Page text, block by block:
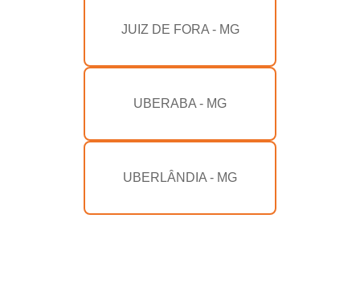
JUIZ DE FORA - MG
UBERABA - MG
UBERLÂNDIA - MG